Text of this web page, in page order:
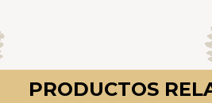
PRODUCTOS